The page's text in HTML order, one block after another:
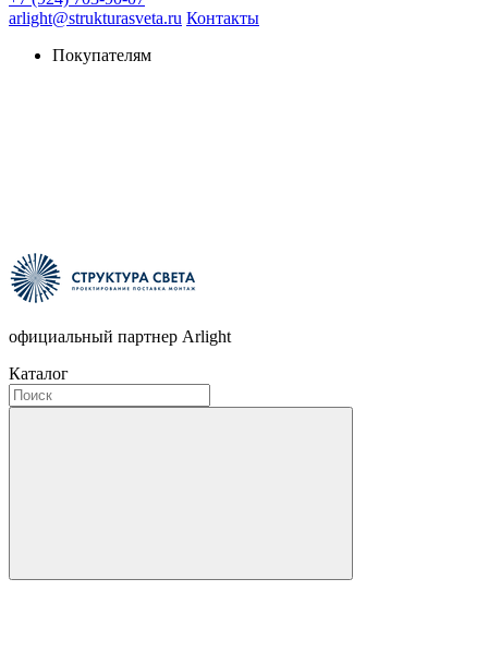
arlight@strukturasveta.ru Контакты
Покупателям
официальный партнер Arlight
Каталог